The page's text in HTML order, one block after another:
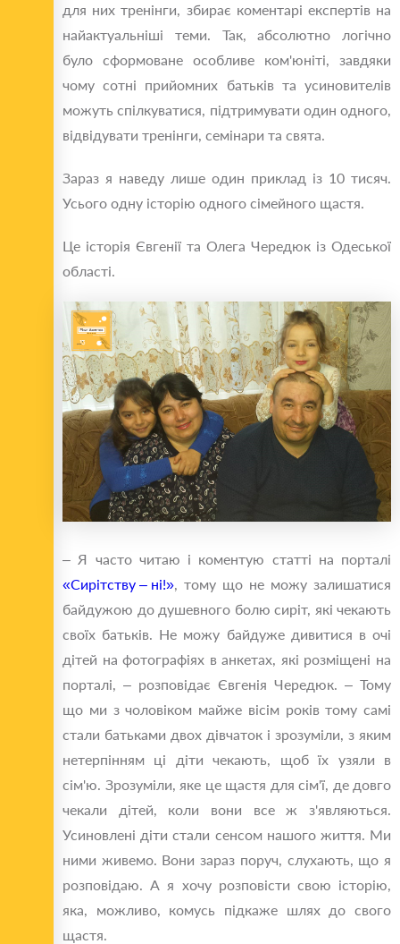
для них тренінги, збирає коментарі експертів на
найактуальніші теми. Так, абсолютно логічно
було сформоване особливе ком'юніті, завдяки
чому сотні прийомних батьків та усиновителів
можуть спілкуватися, підтримувати один одного,
відвідувати тренінги, семінари та свята.
Зараз я наведу лише один приклад із 10 тисяч.
Усього одну історію одного сімейного щастя.
Це історія Євгенії та Олега Чередюк із Одеської
області.
– Я часто читаю і коментую статті на порталі
«Сирітству – ні!» , тому що не можу залишатися
байдужою до душевного болю сиріт, які чекають
своїх батьків. Не можу байдуже дивитися в очі
дітей на фотографіях в анкетах, які розміщені на
порталі, – розповідає Євгенія Чередюк. – Тому
що ми з чоловіком майже вісім років тому самі
стали батьками двох дівчаток і зрозуміли, з яким
нетерпінням ці діти чекають, щоб їх узяли в
сім'ю. Зрозуміли, яке це щастя для сім'ї, де довго
чекали дітей, коли вони все ж з'являються.
Усиновлені діти стали сенсом нашого життя. Ми
ними живемо. Вони зараз поруч, слухають, що я
розповідаю. А я хочу розповісти свою історію,
яка, можливо, комусь підкаже шлях до свого
щастя.